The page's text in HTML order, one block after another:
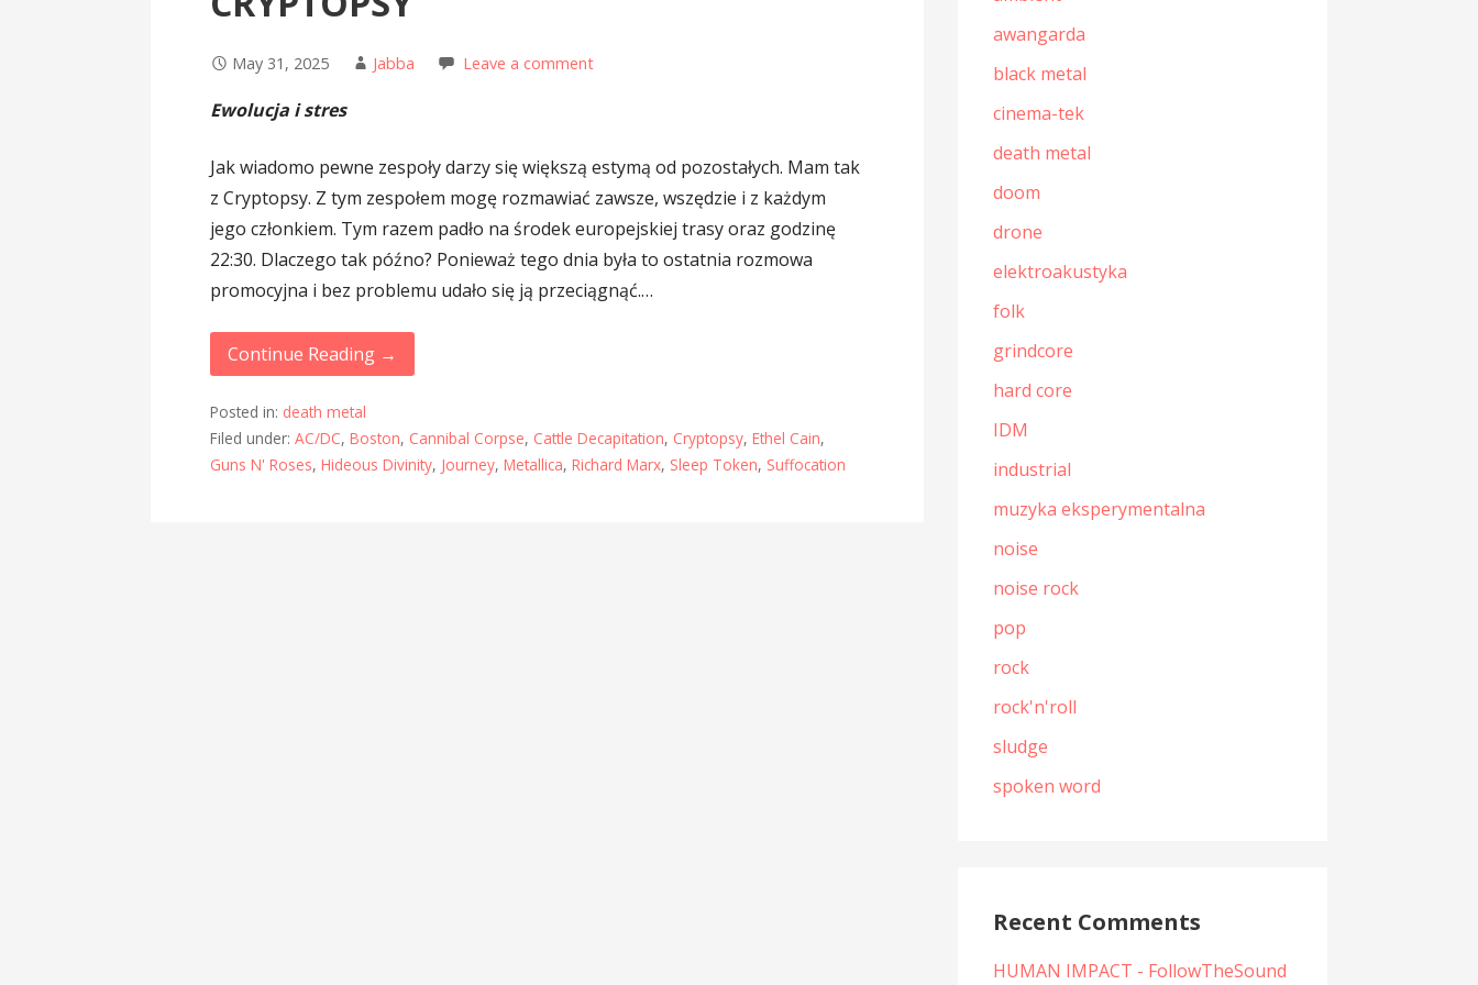
May 31, 2025 Jabba Leave a comment
Ewolucja i stres
Jak wiadomo pewne zespoły darzy się większą estymą od pozostałych. Mam tak
z Cryptopsy. Z tym zespołem mogę rozmawiać zawsze, wszędzie i z każdym
jego członkiem. Tym razem padło na środek europejskiej trasy oraz godzinę
22:30. Dlaczego tak późno? Ponieważ tego dnia była to ostatnia rozmowa
promocyjna i bez problemu udało się ją przeciągnąć.…
Continue Reading →
Posted in: death metal
Filed under:AC/DC,Boston, Cannibal Corpse, Cattle Decapitation, Cryptopsy,Ethel Cain,
Guns N' Roses,Hideous Divinity, Journey,Metallica,Richard Marx, Sleep Token, Suffocation
awangarda
black metal
cinema-tek
death metal
doom
drone
elektroakustyka
folk
grindcore
hard core
IDM
industrial
muzyka eksperymentalna
noise
noise rock
pop
rock
rock'n'roll
sludge
spoken word
Recent Comments
HUMAN IMPACT - FollowTheSound